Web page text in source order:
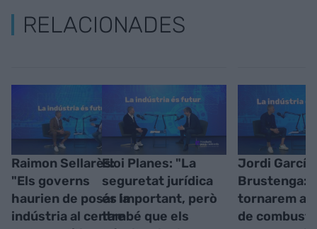
RELACIONADES
Raimon Sellarès:
"Els governs
haurien de posar la
indústria al centre
Eloi Planes: "La
seguretat jurídica
és important, però
també que els
Jordi García
Brustenga:
tornarem al
de